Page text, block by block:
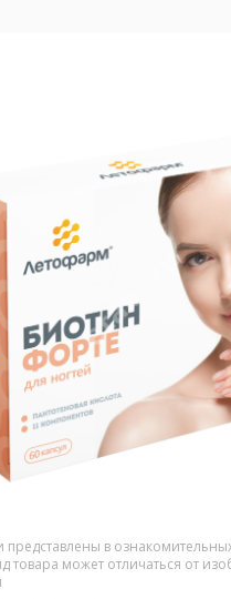
в
товара может отличаться от